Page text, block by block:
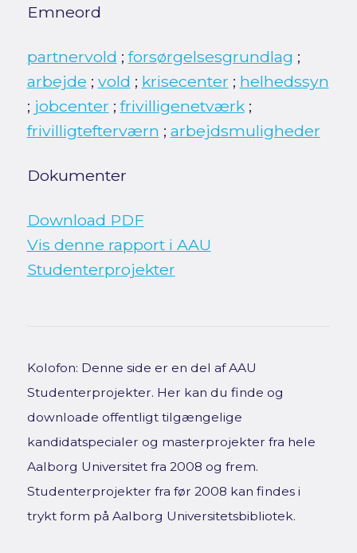
Emneord
partnervold ;forsørgelsesgrundlag ;
arbejde ; vold ; krisecenter ; helhedssyn
; jobcenter ;frivilligenetværk;
frivilligtefterværn ; arbejdsmuligheder
Dokumenter
Download PDF
Vis denne rapport i AAU
Studenterprojekter
Kolofon: Denne side er en del af AAU
Studenterprojekter. Her kan du finde og
downloade offentligt tilgængelige
kandidatspecialer og masterprojekter fra hele
Aalborg Universitet fra 2008 og frem.
Studenterprojekter fra før 2008 kan findes i
trykt form på Aalborg Universitetsbibliotek.